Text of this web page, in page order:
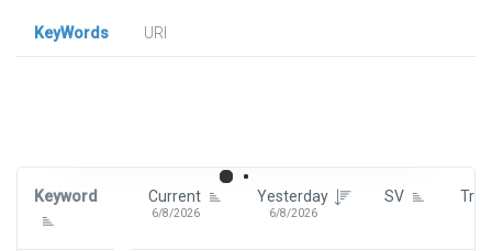
KeyWords
URl
Keyword Current
6/8/2026
Yesterday
6/8/2026
SV